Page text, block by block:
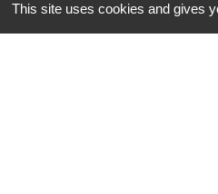
This site uses cookies and gives